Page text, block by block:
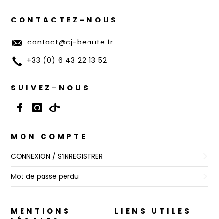
CONTACTEZ-NOUS
contact@cj-beaute.fr
+33 (0) 6 43 22 13 52
SUIVEZ-NOUS
MON COMPTE
CONNEXION / S’INREGISTRER
Mot de passe perdu
MENTIONS
LIENS UTILES